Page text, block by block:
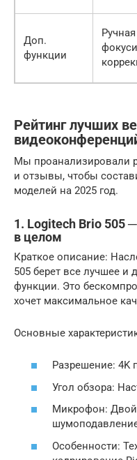
Доп.
функции
Ручная
Рейтинг лучших
Мы проанализировали
и отзывы, чтобы
моделей на 2025 год.
1. Logitech Brio 505
в целом
Краткое описание:
505 берет все лучшее и
функции. Это
хочет максимальное
Основные
Разрешение: 4K
Угол обзора:
Микрофон:
Особенности: